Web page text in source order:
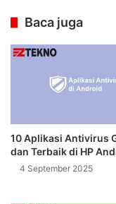
Baca juga
10 Aplikasi Antivirus
dan Terbaik di HP
4 September 2025